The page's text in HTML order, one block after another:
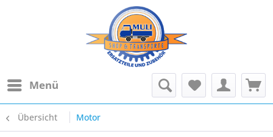
Menü
Übersicht Motor